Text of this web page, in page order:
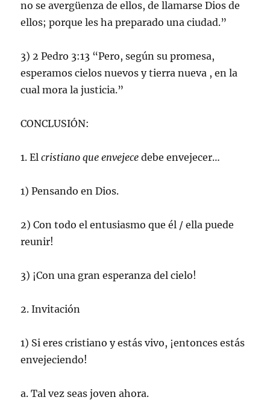
no se avergüenza de ellos, de llamarse Dios de
ellos; porque les ha preparado una ciudad.”
3) 2 Pedro 3:13 “Pero, según su promesa,
esperamos cielos nuevos y tierra nueva , en la
cual mora la justicia.”
CONCLUSIÓN:
1. Elcristiano que envejece debe envejecer…
1) Pensando en Dios.
2) Con todo el entusiasmo que él / ella puede
reunir!
3) ¡Con una gran esperanza del cielo!
2. Invitación
1) Si eres cristiano y estás vivo, ¡entonces estás
envejeciendo!
a. Tal vez seas joven ahora.